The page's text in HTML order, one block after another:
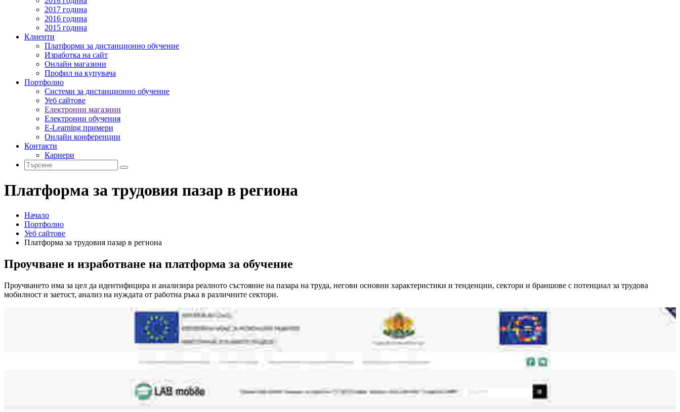
2017 година
2016 година
2015 година
Клиенти
Платформи за дистанционно обучение
Изработка на сайт
Онлайн магазини
Профил на купувача
Портфолио
Системи за дистанционно обучение
Уеб сайтове
Електронни магазини
Електронни обучения
E-Learning примери
Онлайн конференции
Контакти
Кариери
Платформа за трудовия пазар в региона
Начало
Портфолио
Уеб сайтове
Платформа за трудовия пазар в региона
Проучване и изработване на платформа за обучение
Проучването има за цел да идентифицира и анализира реалното състояние на пазара на труда, негови основни характеристики и тенденции, сектори и браншове с потенциал за трудова
мобилност и заетост, анализ на нуждата от работна ръка в различните сектори.